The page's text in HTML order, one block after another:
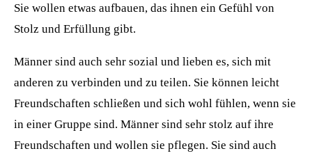
Sie wollen etwas aufbauen, das ihnen ein Gefühl von
Stolz und Erfüllung gibt.
Männer sind auch sehr sozial und lieben es, sich mit
anderen zu verbinden und zu teilen. Sie können leicht
Freundschaften schließen und sich wohl fühlen, wenn sie
in einer Gruppe sind. Männer sind sehr stolz auf ihre
Freundschaften und wollen sie pflegen. Sie sind auch